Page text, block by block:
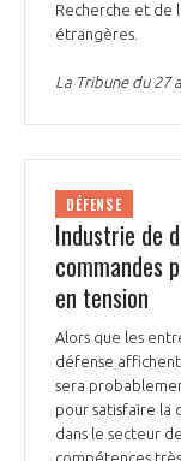
Recherche et de
étrangères.
La Tribune du 27
DÉFENSE
Industrie de
commandes
en tension
Alors que les
défense affichent
sera
pour satisfaire la
dans le secteur
compétences